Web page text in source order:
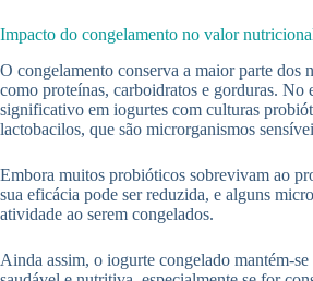
Impacto do congelamento no valor
O congelamento conserva a maior parte dos
como proteínas, carboidratos e gorduras. No
significativo em iogurtes com culturas
lactobacilos, que são microrganismos
Embora muitos probióticos sobrevivam ao
sua eficácia pode ser reduzida, e alguns
atividade ao serem congelados.
Ainda assim, o iogurte congelado mantém-